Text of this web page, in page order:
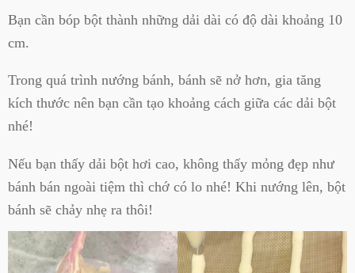
Bạn cần bóp bột thành những dải dài có độ dài khoảng 10
cm.
Trong quá trình nướng bánh, bánh sẽ nở hơn, gia tăng
kích thước nên bạn cần tạo khoảng cách giữa các dải bột
nhé!
Nếu bạn thấy dải bột hơi cao, không thấy mỏng đẹp như
bánh bán ngoài tiệm thì chớ có lo nhé! Khi nướng lên, bột
bánh sẽ chảy nhẹ ra thôi!